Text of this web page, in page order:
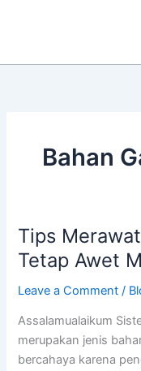
Bahan
Tips
Tetap Awet
Leave a Comment /
Assalamualaikum
merupakan jenis
bercahaya karena
Tips
Merawat
Bahan
Shimmer